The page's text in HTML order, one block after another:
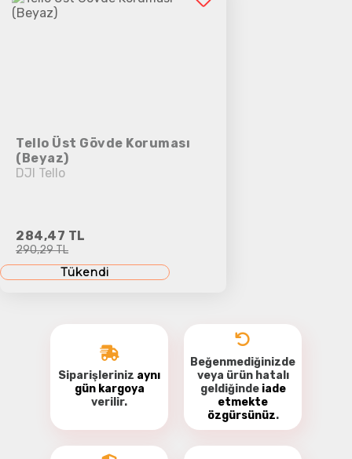
Tello Üst Gövde Koruması
(Beyaz)
DJI Tello
284,47 TL
290,29 TL
Tükendi
Siparişleriniz aynı
gün kargoya
verilir.
Beğenmediğinizde
veya ürün hatalı
geldiğinde iade
etmekte
özgürsünüz.